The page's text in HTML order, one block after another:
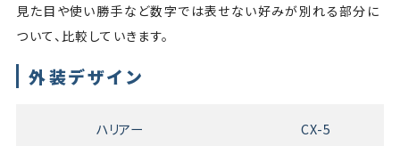
見た目や使い勝手など数字では表せない好みが別れる部分に
ついて、比較していきます。
外装デザイン
ハリアー CX-5